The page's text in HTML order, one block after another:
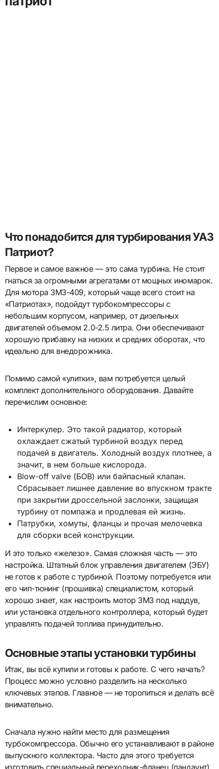
Что понадобится для турбирования УАЗ
Патриот?
Первое и самое важное — это сама турбина. Не стоит
гнаться за огромными агрегатами от мощных иномарок.
Для мотора ЗМЗ-409, который чаще всего стоит на
«Патриотах», подойдут турбокомпрессоры с
небольшим корпусом, например, от дизельных
двигателей объемом 2.0-2.5 литра. Они обеспечивают
хорошую прибавку на низких и средних оборотах, что
идеально для внедорожника.
Помимо самой «улитки», вам потребуется целый
комплект дополнительного оборудования. Давайте
перечислим основное:
Интеркулер. Это такой радиатор, который
охлаждает сжатый турбиной воздух перед
подачей в двигатель. Холодный воздух плотнее, а
значит, в нем больше кислорода.
Blow-off valve (БОВ) или байпасный клапан.
Сбрасывает лишнее давление во впускном тракте
при закрытии дроссельной заслонки, защищая
турбину от помпажа и продлевая ей жизнь.
Патрубки, хомуты, фланцы и прочая мелочевка
для сборки всей конструкции.
И это только «железо». Самая сложная часть — это
настройка. Штатный блок управления двигателем (ЭБУ)
не готов к работе с турбиной. Поэтому потребуется или
его чип-тюнинг (прошивка) специалистом, который
хорошо знает, как настроить мотор ЗМЗ под наддув,
или установка отдельного контроллера, который будет
управлять подачей топлива принудительно.
Основные этапы установки турбины
Итак, вы всё купили и готовы к работе. С чего начать?
Процесс можно условно разделить на несколько
ключевых этапов. Главное — не торопиться и делать всё
внимательно.
Сначала нужно найти место для размещения
турбокомпрессора. Обычно его устанавливают в районе
выпускного коллектора. Часто для этого требуется
изготовить специальный переходник-фланец (пандаунт),